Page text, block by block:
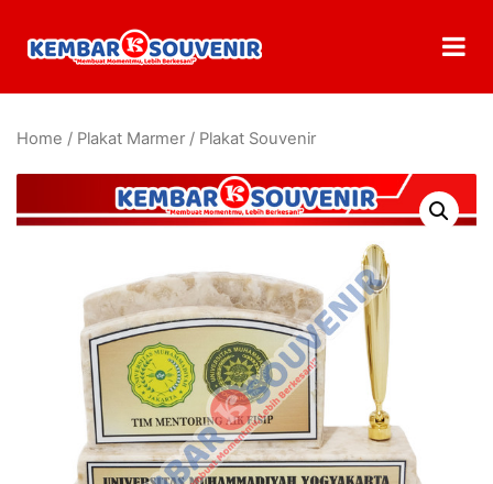
Home / Plakat Marmer / Plakat Souvenir